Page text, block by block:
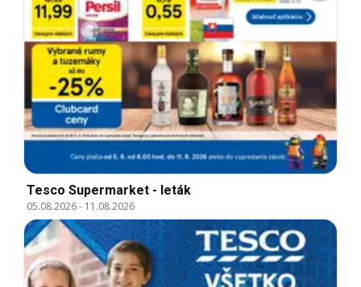
Tesco Supermarket - leták
05.08.2026- 11.08.2026